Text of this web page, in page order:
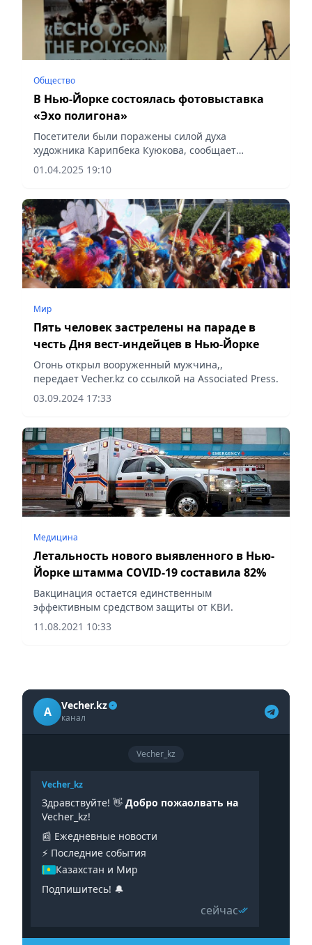
Общество
В Нью-Йорке состоялась фотовыставка
«Эхо полигона»
Посетители были поражены силой духа
художника Карипбека Куюкова, сообщает
Vecher.kz.
01.04.2025 19:10
Мир
Пять человек застрелены на параде в
честь Дня вест-индейцев в Нью-Йорке
Огонь открыл вооруженный мужчина,,
передает Vecher.kz со ссылкой на Associated Press.
03.09.2024 17:33
Медицина
Летальность нового выявленного в Нью-
Йорке штамма COVID-19 составила 82%
Вакцинация остается единственным
эффективным средством защиты от КВИ.
11.08.2021 10:33
A Vecher.kz
канал
Vecher_kz
Vecher_kz
Здравствуйте! 👋 Добро пожаолвать на
Vecher_kz!
📰 Ежедневные новости
⚡️ Последние события
Казахстан и Мир
Подпишитесь! 🔔
сейчас